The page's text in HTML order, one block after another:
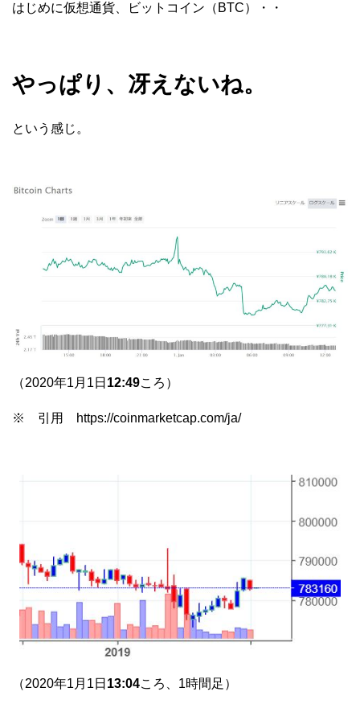
はじめに仮想通貨、ビットコイン（BTC）・・
やっぱり、冴えないね。
という感じ。
（2020年1月1日 12:49ころ）
※ 引用 https://coinmarketcap.com/ja/
（2020年1月1日 13:04ころ、1時間足）